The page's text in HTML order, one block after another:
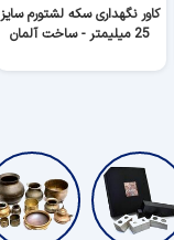
کاور نگهداری سکه لشتورم سایز
25 میلیمتر - ساخت آلمان